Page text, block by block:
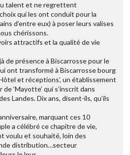
talent et ne regrettent
qui les ont conduit pour la
d’entre eux) à poser leurs valises
chérissons.
attractifs et la qualité de vie
de présence à Biscarrosse pour le
ont transformé à Biscarrosse bourg
et réceptions’, un établissement
‘Mayotte’ qui s’inscrit dans
Landes. Dix ans, disent-ils, qu’ils
marquant ces 10
a célébré ce chapitre de vie,
voulu et souhaité, loin des
distribution…secteur